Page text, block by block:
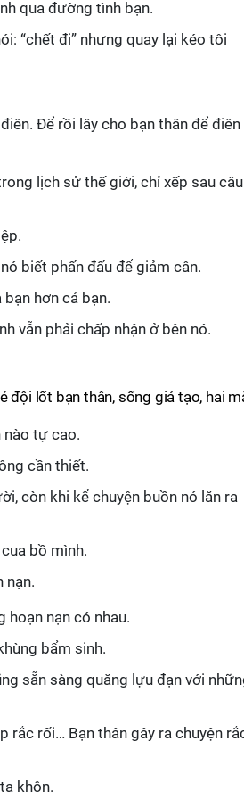
qua đường tình bạn.
“chết đi” nhưng quay lại kéo tôi
Để rồi lây cho bạn thân để điên
lịch sử thế giới, chỉ xếp sau câu
biết phấn đấu để giảm cân.
hơn cả bạn.
vẫn phải chấp nhận ở bên nó.
đội lốt bạn thân, sống giả tạo, hai
nào tự cao.
cần thiết.
còn khi kể chuyện buồn nó lăn ra
bồ mình.
nạn.
hoạn nạn có nhau.
bẩm sinh.
sẵn sàng quăng lựu đạn với
rắc rối… Bạn thân gây ra chuyện
khôn.